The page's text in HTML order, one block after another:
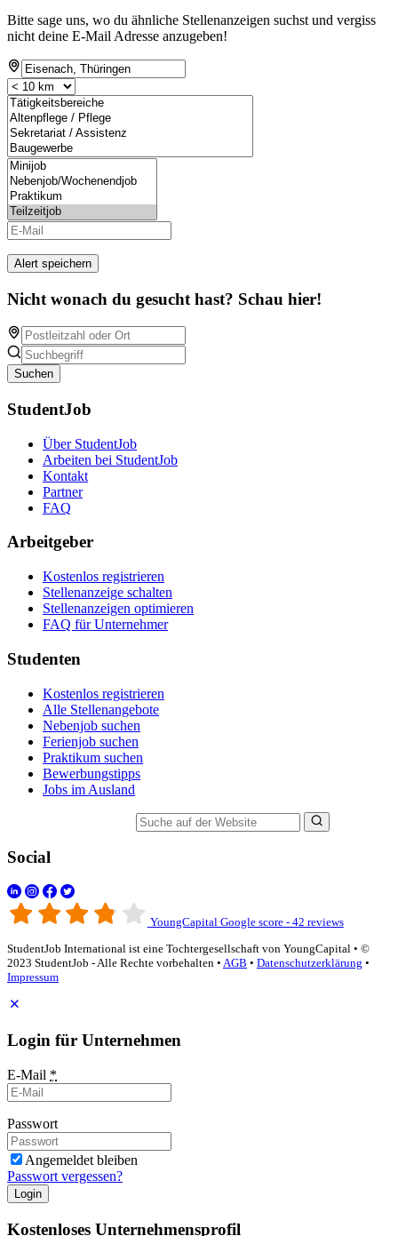
Bitte sage uns, wo du ähnliche Stellenanzeigen suchst und vergiss
nicht deine E-Mail Adresse anzugeben!
Alert speichern
Nicht wonach du gesucht hast? Schau hier!
Suchen
StudentJob
Über StudentJob
Arbeiten bei StudentJob
Kontakt
Partner
FAQ
Arbeitgeber
Kostenlos registrieren
Stellenanzeige schalten
Stellenanzeigen optimieren
FAQ für Unternehmer
Studenten
Kostenlos registrieren
Alle Stellenangebote
Nebenjob suchen
Ferienjob suchen
Praktikum suchen
Bewerbungstipps
Jobs im Ausland
Social
YoungCapital Google score - 42 reviews
StudentJob International ist eine Tochtergesellschaft von YoungCapital • ©
2023 StudentJob - Alle Rechte vorbehalten • AGB • Datenschutzerklärung •
Impressum
Login für Unternehmen
E-Mail *
Passwort
Angemeldet bleiben
Passwort vergessen?
Login
Kostenloses Unternehmensprofil